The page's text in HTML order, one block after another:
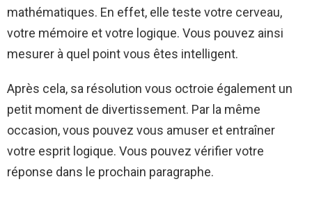
mathématiques. En effet, elle teste votre cerveau,
votre mémoire et votre logique. Vous pouvez ainsi
mesurer à quel point vous êtes intelligent.
Après cela, sa résolution vous octroie également un
petit moment de divertissement. Par la même
occasion, vous pouvez vous amuser et entraîner
votre esprit logique. Vous pouvez vérifier votre
réponse dans le prochain paragraphe.